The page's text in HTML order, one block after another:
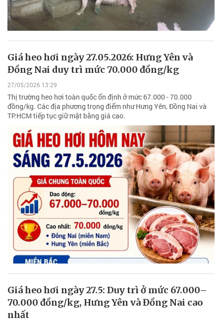
Giá heo hơi ngày 27.05.2026: Hưng Yên và
Đồng Nai duy trì mức 70.000 đồng/kg
27/05/2026 13:29
Thị trường heo hơi toàn quốc ổn định ở mức 67.000 - 70.000
đồng/kg. Các địa phương trọng điểm như Hưng Yên, Đồng Nai và
TP.HCM tiếp tục giữ mặt bằng giá cao.
Giá heo hơi ngày 27.5: Duy trì ở mức 67.000–
70.000 đồng/kg, Hưng Yên và Đồng Nai cao
nhất